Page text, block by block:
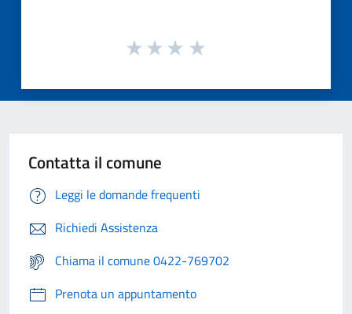
Contatta il comune
Leggi le domande frequenti
Richiedi Assistenza
Chiama il comune 0422-769702
Prenota un appuntamento